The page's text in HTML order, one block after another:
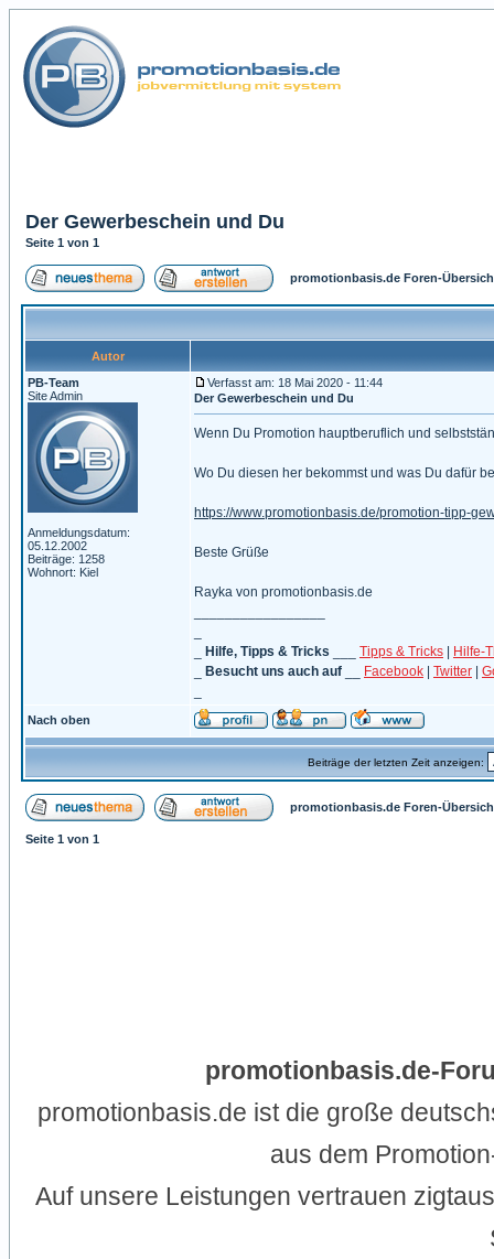
Der Gewerbeschein und Du
Seite 1 von 1
promotionbasis.de Foren-
Autor
PB-Team
Site Admin
Anmeldungsdatum:
05.12.2002
Beiträge: 1258
Wohnort: Kiel
Verfasst am: 18 Mai 2020 - 11:44
Der Gewerbeschein und Du
Wenn Du Promotion hauptberuflich und
Wo Du diesen her bekommst und was Du dafür
https://www.promotionbasis.de/promotion-tipp-
Beste Grüße
Rayka von promotionbasis.de
Hilfe, Tipps & Tricks Tipps & Tricks
Hilfe-
Besucht uns auch auf Facebook Twitter
Nach oben
Beiträge der letzten Zeit anzeigen:
promotionbasis.de Foren-
Seite 1 von 1
promotionbasis.de-
promotionbasis.de ist die große
aus dem
Auf unsere Leistungen vertrauen